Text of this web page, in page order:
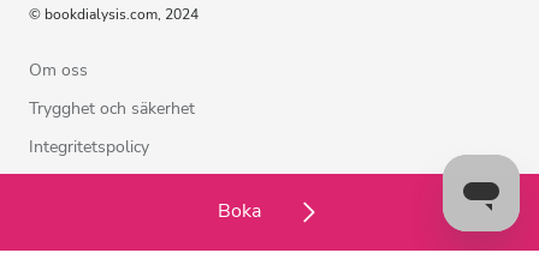
Boka
© bookdialysis.com, 2024
Om oss
Trygghet och säkerhet
Integritetspolicy